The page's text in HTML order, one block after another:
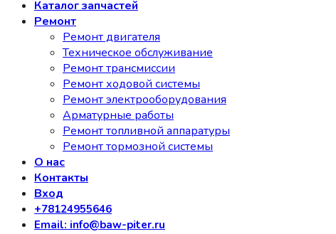
Каталог запчастей
Ремонт
Ремонт двигателя
Техническое обслуживание
Ремонт трансмиссии
Ремонт ходовой системы
Ремонт электрооборудования
Арматурные работы
Ремонт топливной аппаратуры
Ремонт тормозной системы
О нас
Контакты
Вход
+78124955646
Email: info@baw-piter.ru